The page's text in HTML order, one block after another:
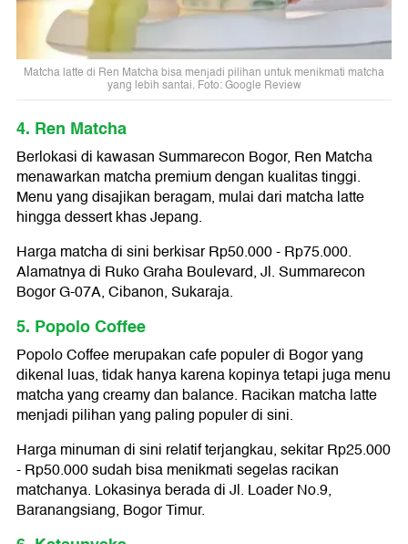
Matcha latte di Ren Matcha bisa menjadi pilihan untuk menikmati matcha
yang lebih santai. Foto: Google Review
4. Ren Matcha
Berlokasi di kawasan Summarecon Bogor, Ren Matcha
menawarkan matcha premium dengan kualitas tinggi.
Menu yang disajikan beragam, mulai dari matcha latte
hingga dessert khas Jepang.
Harga matcha di sini berkisar Rp50.000 - Rp75.000.
Alamatnya di Ruko Graha Boulevard, Jl. Summarecon
Bogor G-07A, Cibanon, Sukaraja.
5. Popolo Coffee
Popolo Coffee merupakan cafe populer di Bogor yang
dikenal luas, tidak hanya karena kopinya tetapi juga menu
matcha yang creamy dan balance. Racikan matcha latte
menjadi pilihan yang paling populer di sini.
Harga minuman di sini relatif terjangkau, sekitar Rp25.000
- Rp50.000 sudah bisa menikmati segelas racikan
matchanya. Lokasinya berada di Jl. Loader No.9,
Baranangsiang, Bogor Timur.